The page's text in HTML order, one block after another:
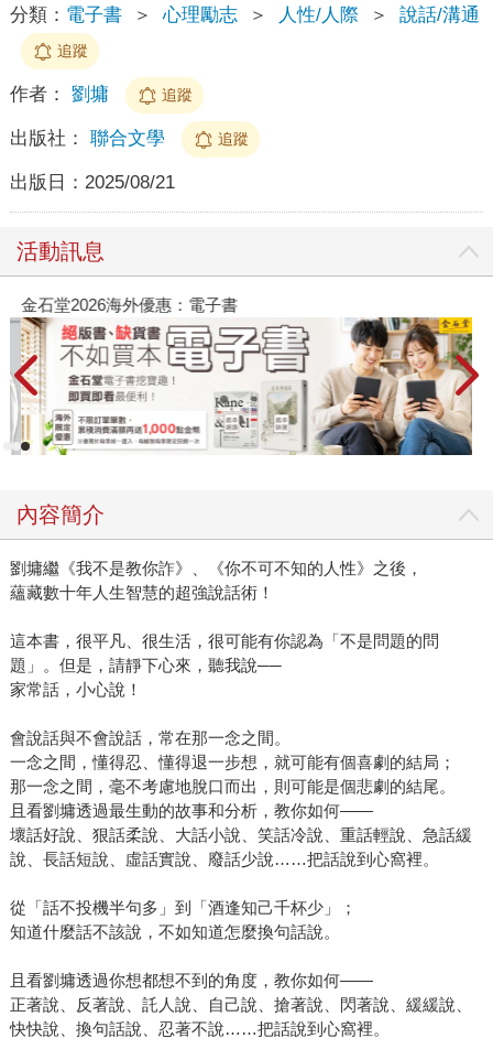
分類： 電子書 ＞ 心理勵志 ＞ 人性/人際 ＞ 說話/溝通
追蹤
作者： 劉墉 追蹤
出版社： 聯合文學 追蹤
出版日： 2025/08/21
活動訊息
金石堂2026海外優惠：電子書
內容簡介
劉墉繼《我不是教你詐》、《你不可不知的人性》之後，
蘊藏數十年人生智慧的超強說話術！
這本書，很平凡、很生活，很可能有你認為「不是問題的問
題」。但是，請靜下心來，聽我說──
家常話，小心說！
會說話與不會說話，常在那一念之間。
一念之間，懂得忍、懂得退一步想，就可能有個喜劇的結局；
那一念之間，毫不考慮地脫口而出，則可能是個悲劇的結尾。
且看劉墉透過最生動的故事和分析，教你如何——
壞話好說、狠話柔說、大話小說、笑話冷說、重話輕說、急話緩
說、長話短說、虛話實說、廢話少說……把話說到心窩裡。
從「話不投機半句多」到「酒逢知己千杯少」；
知道什麼話不該說，不如知道怎麼換句話說。
且看劉墉透過你想都想不到的角度，教你如何——
正著說、反著說、託人說、自己說、搶著說、閃著說、緩緩說、
快快說、換句話說、忍著不說……把話說到心窩裡。